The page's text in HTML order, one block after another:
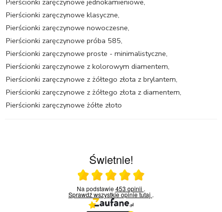
Pierścionki zaręczynowe klasyczne,
Pierścionki zaręczynowe nowoczesne,
Pierścionki zaręczynowe próba 585,
Pierścionki zaręczynowe proste - minimalistyczne,
Pierścionki zaręczynowe z kolorowym diamentem,
Pierścionki zaręczynowe z żółtego złota z brylantem,
Pierścionki zaręczynowe z żółtego złota z diamentem,
Pierścionki zaręczynowe żółte złoto
Świetnie!
Ocena średnia 5 na 5
Na podstawie453 opinii .
Sprawdź wszystkie opinietutaj .